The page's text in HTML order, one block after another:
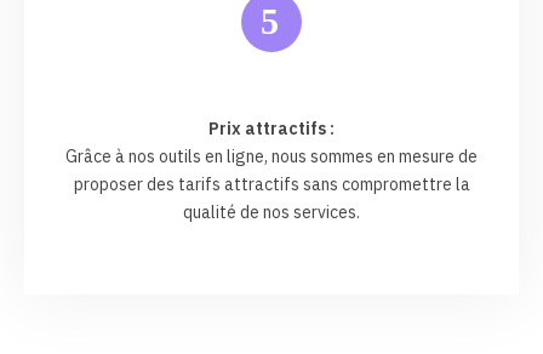
5
Prix attractifs :
Grâce à nos outils en ligne, nous sommes en mesure de
proposer des tarifs attractifs sans compromettre la
qualité de nos services.